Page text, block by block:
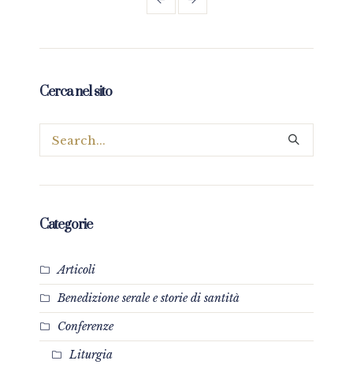
Cerca nel sito
Categorie
Articoli
Benedizione serale e storie di santità
Conferenze
Liturgia